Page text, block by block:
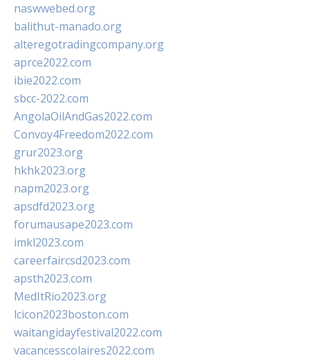
naswwebed.org
balithut-manado.org
alteregotradingcompany.org
aprce2022.com
ibie2022.com
sbcc-2022.com
AngolaOilAndGas2022.com
Convoy4Freedom2022.com
grur2023.org
hkhk2023.org
napm2023.org
apsdfd2023.org
forumausape2023.com
imkl2023.com
careerfaircsd2023.com
apsth2023.com
MedItRio2023.org
lcicon2023boston.com
waitangidayfestival2022.com
vacancesscolaires2022.com